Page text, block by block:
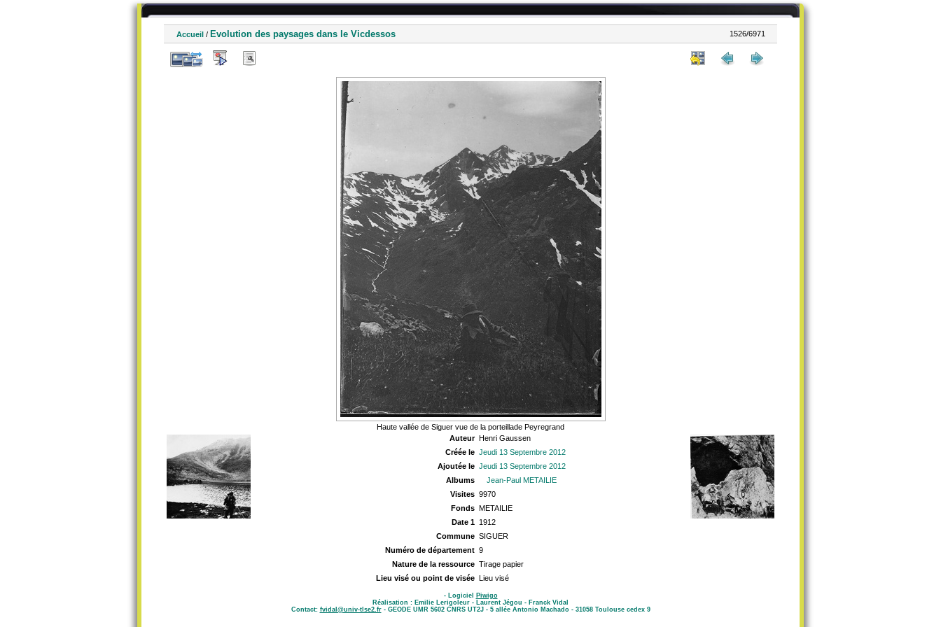
Accueil / Evolution des paysages dans le Vicdessos 1526/6971
Haute vallée de Siguer vue de la porteillade Peyregrand
Auteur Henri Gaussen
Créée le Jeudi 13 Septembre 2012
Ajoutée le Jeudi 13 Septembre 2012
Albums
Jean-Paul METAILIE
Visites 9970
Fonds METAILIE
Date 1 1912
Commune SIGUER
Numéro de département 9
Nature de la ressource Tirage papier
Lieu visé ou point de visée Lieu visé
- Logiciel
Piwigo
Réalisation : Emilie Lerigoleur - Laurent Jégou - Franck Vidal
Contact: fvidal@univ-tlse2.fr- GEODE UMR 5602 CNRS UT2J - 5 allée Antonio Machado - 31058 Toulouse cedex 9